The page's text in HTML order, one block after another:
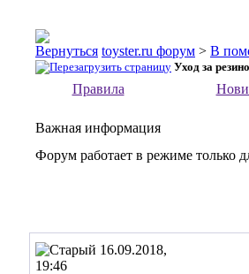
toyster.ru форум > В
Уход за
Правила
Важная информация
Форум работает в режиме только
16.09.2018,
19:46